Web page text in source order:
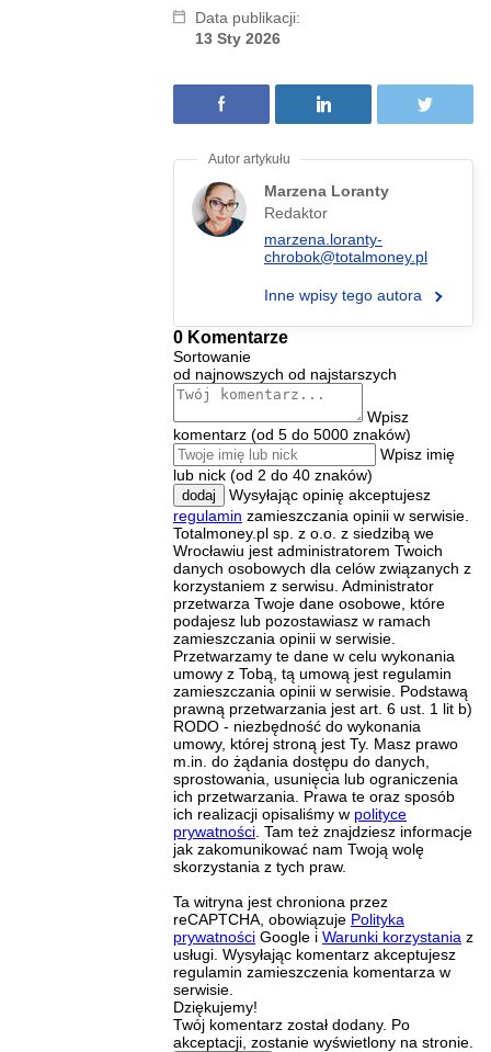
Data publikacji:
13 Sty 2026
Marzena Loranty
Redaktor
marzena.loranty-
chrobok@totalmoney.pl
Inne wpisy tego autora
0 Komentarze
Sortowanie
od najnowszych od najstarszych
Wpisz
komentarz (od 5 do 5000 znaków)
Wpisz imię
lub nick (od 2 do 40 znaków)
dodaj
Wysyłając opinię akceptujesz
regulamin zamieszczania opinii w serwisie.
Totalmoney.pl sp. z o.o. z siedzibą we
Wrocławiu jest administratorem Twoich
danych osobowych dla celów związanych z
korzystaniem z serwisu. Administrator
przetwarza Twoje dane osobowe, które
podajesz lub pozostawiasz w ramach
zamieszczania opinii w serwisie.
Przetwarzamy te dane w celu wykonania
umowy z Tobą, tą umową jest regulamin
zamieszczania opinii w serwisie. Podstawą
prawną przetwarzania jest art. 6 ust. 1 lit b)
RODO - niezbędność do wykonania
umowy, której stroną jest Ty. Masz prawo
m.in. do żądania dostępu do danych,
sprostowania, usunięcia lub ograniczenia
ich przetwarzania. Prawa te oraz sposób
ich realizacji opisaliśmy w polityce
prywatności . Tam też znajdziesz informacje
jak zakomunikować nam Twoją wolę
skorzystania z tych praw.
Ta witryna jest chroniona przez
reCAPTCHA, obowiązuje Polityka
prywatności Google i Warunki korzystania z
usługi. Wysyłając komentarz akceptujesz
regulamin zamieszczenia komentarza w
serwisie.
Dziękujemy!
Twój komentarz został dodany. Po
akceptacji, zostanie wyświetlony na stronie.